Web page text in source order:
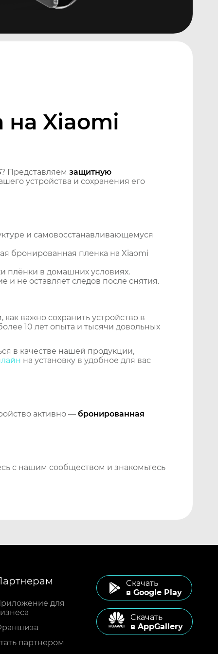
Xiaomi
? Представляем защитную
устройства и сохранения его
и самовосстанавливающемуся
бронированная пленка на Xiaomi
плёнки в домашних условиях.
и не оставляет следов после снятия.
важно сохранить устройство в
10 лет опыта и тысячи довольных
в качестве нашей продукции,
на установку в удобное для вас
активно — бронированная
с нашим сообществом и знакомьтесь
для
партнером
Cкачать
в Google Play
Cкачать
в AppGallery